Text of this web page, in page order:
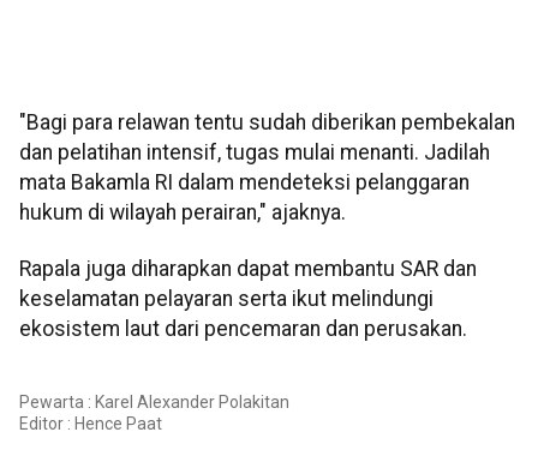
"Bagi para relawan tentu sudah diberikan pembekalan
dan pelatihan intensif, tugas mulai menanti. Jadilah
mata Bakamla RI dalam mendeteksi pelanggaran
hukum di wilayah perairan," ajaknya.
Rapala juga diharapkan dapat membantu SAR dan
keselamatan pelayaran serta ikut melindungi
ekosistem laut dari pencemaran dan perusakan.
Pewarta : Karel Alexander Polakitan
Editor : Hence Paat